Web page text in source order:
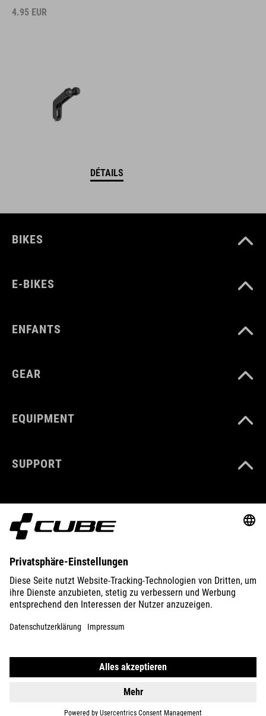
4.95 EUR
DÉTAILS
BIKES
E-BIKES
ENFANTS
GEAR
EQUIPMENT
SUPPORT
ABOUT US